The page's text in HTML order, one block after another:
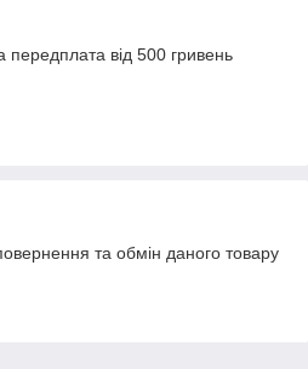
передплата від 500 гривень
та обмін даного товару